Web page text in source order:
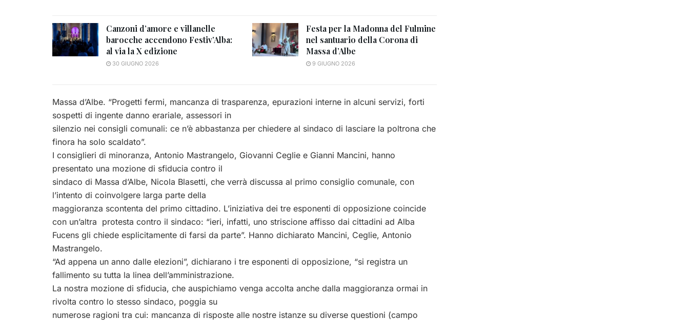
Canzoni d’amore e villanelle
barocche accendono Festiv’Alba:
al via la X edizione
30 GIUGNO 2026
Festa per la Madonna del Fulmine
nel santuario della Corona di
Massa d’Albe
9 GIUGNO 2026
Massa d’Albe. “Progetti fermi, mancanza di trasparenza, epurazioni interne in alcuni servizi, forti
sospetti di ingente danno erariale, assessori in
silenzio nei consigli comunali: ce n’è abbastanza per chiedere al sindaco di lasciare la poltrona che
finora ha solo scaldato”.
I consiglieri di minoranza, Antonio Mastrangelo, Giovanni Ceglie e Gianni Mancini, hanno
presentato una mozione di sfiducia contro il
sindaco di Massa d’Albe, Nicola Blasetti, che verrà discussa al primo consiglio comunale, con
l’intento di coinvolgere larga parte della
maggioranza scontenta del primo cittadino. L’iniziativa dei tre esponenti di opposizione coincide
con un’altra protesta contro il sindaco: “ieri, infatti, uno striscione affisso dai cittadini ad Alba
Fucens gli chiede esplicitamente di farsi da parte”. Hanno dichiarato Mancini, Ceglie, Antonio
Mastrangelo.
“Ad appena un anno dalle elezioni”, dichiarano i tre esponenti di opposizione, “si registra un
fallimento su tutta la linea dell’amministrazione.
La nostra mozione di sfiducia, che auspichiamo venga accolta anche dalla maggioranza ormai in
rivolta contro lo stesso sindaco, poggia su
numerose ragioni tra cui: mancanza di risposte alle nostre istanze su diverse questioni (campo